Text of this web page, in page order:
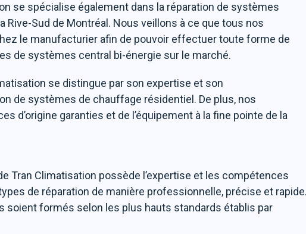
se spécialise également dans la réparation de systèmes
Rive-Sud de Montréal. Nous veillons à ce que tous nos
le manufacturier afin de pouvoir effectuer toute forme de
de systèmes central bi-énergie sur le marché.
se distingue par son expertise et son
de systèmes de chauffage résidentiel. De plus, nos
d’origine garanties et de l’équipement à la fine pointe de la
Tran Climatisation possède l’expertise et les compétences
de réparation de manière professionnelle, précise et rapide.
soient formés selon les plus hauts standards établis par